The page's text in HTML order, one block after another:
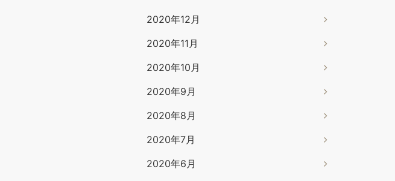
2020年12月
2020年11月
2020年10月
2020年9月
2020年8月
2020年7月
2020年6月